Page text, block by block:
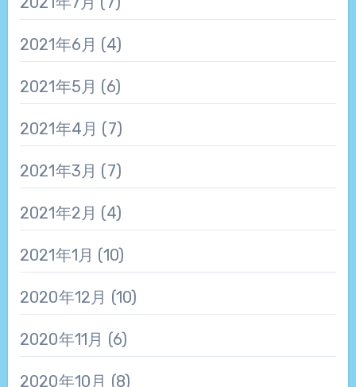
2021年6月 (4)
2021年5月 (6)
2021年4月 (7)
2021年3月 (7)
2021年2月 (4)
2021年1月 (10)
2020年12月 (10)
2020年11月 (6)
2020年10月 (8)